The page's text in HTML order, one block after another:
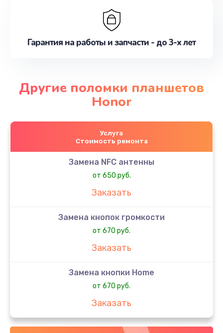
Гарантия на работы и запчасти - до 3-х лет
Другие поломки планшетов
Honor
Услуга
Стоимость ремонта
Замена NFC антенны
от 650 руб.
Заказать
Замена кнопок громкости
от 670 руб.
Заказать
Замена кнопки Home
от 670 руб.
Заказать
Замена кнопки включения